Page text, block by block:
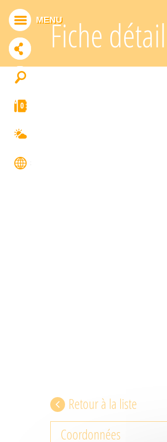
Fiche détail
Retour à la liste
Coordonnées
MENU
ADDTHIS EST DÉSACTIVÉ. Autoriser
0
FRANÇAIS